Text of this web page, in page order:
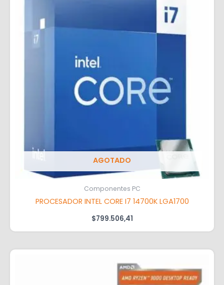
AGOTADO
Componentes PC
PROCESADOR INTEL CORE I7 14700K LGA1700
$799.506,41